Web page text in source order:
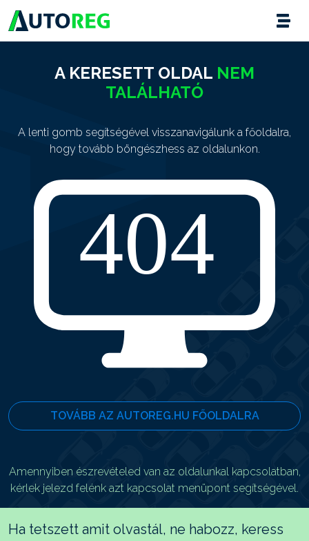
A KERESETT OLDAL NEM
TALÁLHATÓ
A lenti gomb segítségével visszanavigálunk a főoldalra,
hogy tovább böngészhess az oldalunkon.
TOVÁBB AZ AUTOREG.HU FŐOLDALRA
Amennyiben észrevételed van az oldalunkal kapcsolatban,
kérlek jelezd felénk azt kapcsolat menüpont segítségével.
Ha tetszett amit olvastál, ne habozz, keress